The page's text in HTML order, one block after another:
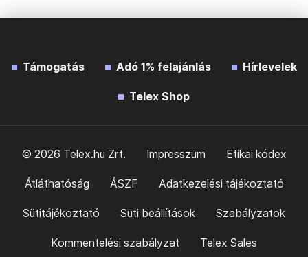
Támogatás Adó 1% felajánlás Hírlevelek
Telex Shop
© 2026 Telex.hu Zrt. Impresszum Etikai kódex
Átláthatóság ÁSZF Adatkezelési tájékoztató
Sütitájékoztató Süti beállítások Szabályzatok
Kommentelési szabályzat Telex Sales